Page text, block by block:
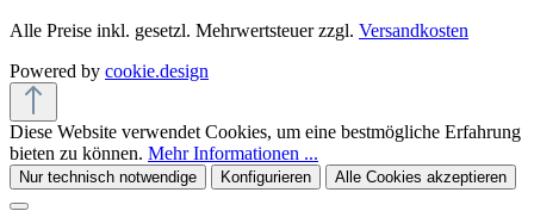
Alle Preise inkl. gesetzl. Mehrwertsteuer zzgl. Versandkosten
Powered by cookie.design
Diese Website verwendet Cookies, um eine bestmögliche Erfahrung
bieten zu können. Mehr Informationen ...
Nur technisch notwendige Konfigurieren Alle Cookies akzeptieren